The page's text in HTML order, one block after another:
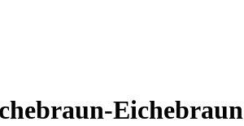
Eichebraun